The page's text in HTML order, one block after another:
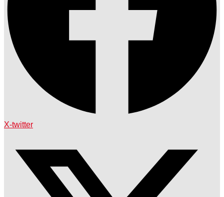
X-twitter